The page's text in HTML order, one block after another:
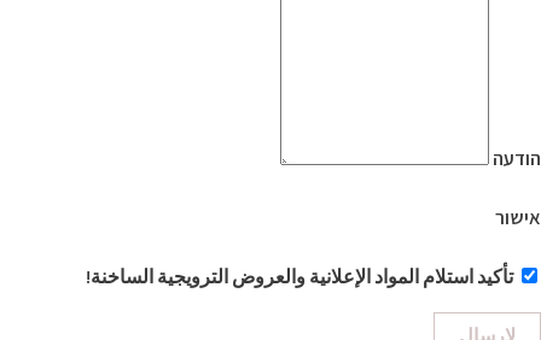
הודעה
אישור
تأكيد استلام المواد الإعلانية والعروض الترويجية الساخنة!